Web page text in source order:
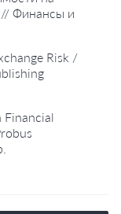
Финансы и
Risk /
Financial